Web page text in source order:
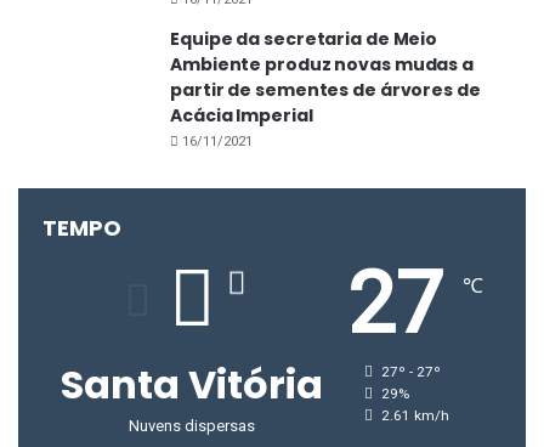
Cemitério Municipal
Equipe da secretaria de Meio
Ambiente produz novas mudas a
partir de sementes de árvores de
Acácia Imperial
16/11/2021
TEMPO
Santa Vitória
Nuvens dispersas
27 ℃
27º - 27º
29%
2.61 km/h